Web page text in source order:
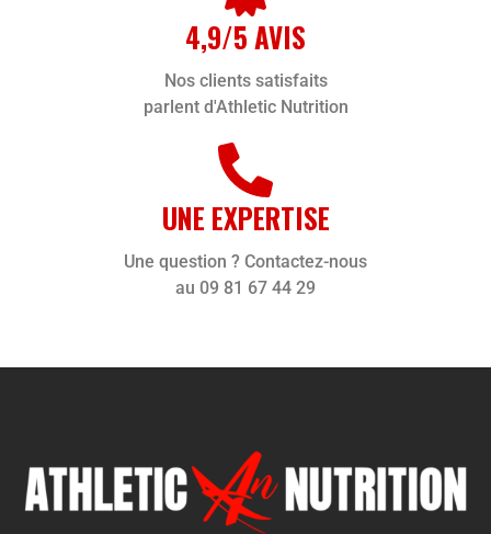
4,9/5 AVIS
Nos clients satisfaits
parlent d'Athletic Nutrition
UNE EXPERTISE
Une question ? Contactez-nous
au 09 81 67 44 29